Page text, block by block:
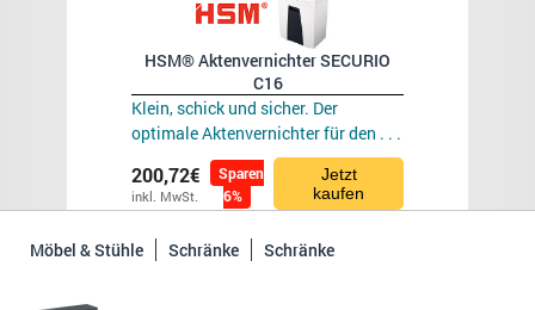
HSM® Aktenvernichter SECURIO
C16
Klein, schick und sicher. Der
optimale Aktenvernichter für den . . .
200,72€
inkl. MwSt.
Sparen
6%
Jetzt
kaufen
Möbel & Stühle Schränke Schränke